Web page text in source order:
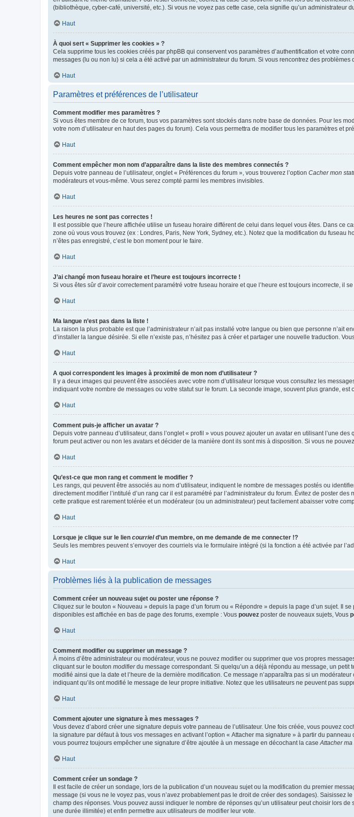
(bibliothèque, cyber-café, université, etc.). Si vous ne voyez pas cette case, cela signifie qu’un administrateur
Haut
À quoi sert « Supprimer les cookies » ?
Cela supprime tous les cookies créés par phpBB qui conservent vos paramètres d’authentification et votre
messages (lu ou non lu) si cela a été activé par un administrateur du forum. Si vous rencontrez des
Haut
Paramètres et préférences de l’utilisateur
Comment modifier mes paramètres ?
Si vous êtes membre de ce forum, tous vos paramètres sont stockés dans notre base de données. Pour les
votre nom d’utilisateur en haut des pages du forum). Cela vous permettra de modifier tous les paramètres et
Haut
Comment empêcher mon nom d’apparaître dans la liste des membres connectés ?
Depuis votre panneau de l’utilisateur, onglet « Préférences du forum », vous trouverez l’option Cacher mon
modérateurs et vous-même. Vous serez compté parmi les membres invisibles.
Haut
Les heures ne sont pas correctes !
Il est possible que l’heure affichée utilise un fuseau horaire différent de celui dans lequel vous êtes. Dans ce
zone où vous vous trouvez (ex : Londres, Paris, New York, Sydney, etc.). Notez que la modification du fuseau
n’êtes pas enregistré, c’est le bon moment pour le faire.
Haut
J’ai changé mon fuseau horaire et l’heure est toujours incorrecte !
Si vous êtes sûr d’avoir correctement paramétré votre fuseau horaire et que l’heure est toujours incorrecte, il
Haut
Ma langue n’est pas dans la liste !
La raison la plus probable est que l’administrateur n’ait pas installé votre langue ou bien que personne n’ait
d’installer la langue désirée. Si elle n’existe pas, n’hésitez pas à créer et partager une nouvelle traduction.
Haut
A quoi correspondent les images à proximité de mon nom d’utilisateur ?
Il y a deux images qui peuvent être associées avec votre nom d’utilisateur lorsque vous consultez les
indiquant votre nombre de messages ou votre statut sur le forum. La seconde image, souvent plus grande,
Haut
Comment puis-je afficher un avatar ?
Depuis votre panneau d’utilisateur, dans l’onglet « profil » vous pouvez ajouter un avatar en utilisant l’une
forum peut activer ou non les avatars et décider de la manière dont ils sont mis à disposition. Si vous ne
Haut
Qu’est-ce que mon rang et comment le modifier ?
Les rangs, qui peuvent être associés au nom d’utilisateur, indiquent le nombre de messages postés ou
directement modifier l’intitulé d’un rang car il est paramétré par l’administrateur du forum. Évitez de poster
cette pratique est rarement tolérée et un modérateur (ou un administrateur) peut facilement abaisser votre
Haut
Lorsque je clique sur le lien courrield’un membre, on me demande de me connecter !?
Seuls les membres peuvent s’envoyer des courriels via le formulaire intégré (si la fonction a été activée par
Haut
Problèmes liés à la publication de messages
Comment créer un nouveau sujet ou poster une réponse ?
Cliquez sur le bouton « Nouveau » depuis la page d’un forum ou « Répondre » depuis la page d’un sujet. Il
disponibles est affichée en bas de page des forums, exemple : Vous pouvez poster de nouveaux sujets, Vous
Haut
Comment modifier ou supprimer un message ?
À moins d’être administrateur ou modérateur, vous ne pouvez modifier ou supprimer que vos propres
cliquant sur le bouton modifierdu message correspondant. Si quelqu’un a déjà répondu au message, un petit
modifié ainsi que la date et l’heure de la dernière modification. Ce message n’apparaîtra pas si un
indiquant qu’ils ont modifié le message de leur propre initiative. Notez que les utilisateurs ne peuvent pas
Haut
Comment ajouter une signature à mes messages ?
Vous devez d’abord créer une signature depuis votre panneau de l’utilisateur. Une fois créée, vous pouvez
la signature par défaut à tous vos messages en activant l’option « Attacher ma signature » à partir du panneau
vous pourrez toujours empêcher une signature d’être ajoutée à un message en décochant la case Attacher
Haut
Comment créer un sondage ?
Il est facile de créer un sondage, lors de la publication d’un nouveau sujet ou la modification du premier
message (si vous ne le voyez pas, vous n’avez probablement pas le droit de créer des sondages).
champ des réponses. Vous pouvez aussi indiquer le nombre de réponses qu’un utilisateur peut choisir lors
une durée illimitée) et enfin permettre aux utilisateurs de modifier leur vote.